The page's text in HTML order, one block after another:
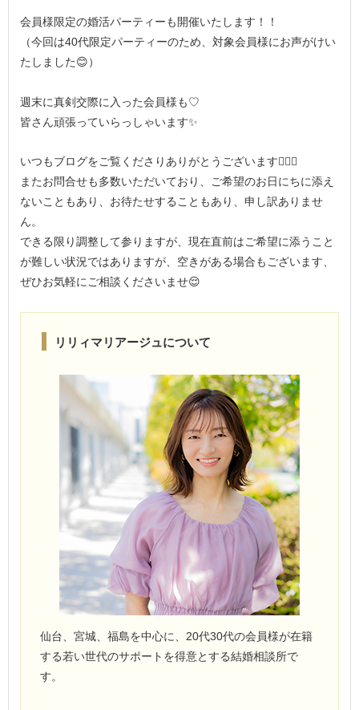
会員様限定の婚活パーティーも開催いたします！！
（今回は40代限定パーティーのため、対象会員様にお声がけい
たしました😊）
週末に真剣交際に入った会員様も♡
皆さん頑張っていらっしゃいます✨
いつもブログをご覧くださりありがとうございます🙇‍♂️‍♀
またお問合せも多数いただいており、ご希望のお日にちに添え
ないこともあり、お待たせすることもあり、申し訳ありませ
ん。
できる限り調整して参りますが、現在直前はご希望に添うこと
が難しい状況ではありますが、空きがある場合もございます、
ぜひお気軽にご相談くださいませ😌
リリィマリアージュについて
仙台、宮城、福島を中心に、20代30代の会員様が在籍
する若い世代のサポートを得意とする結婚相談所で
す。